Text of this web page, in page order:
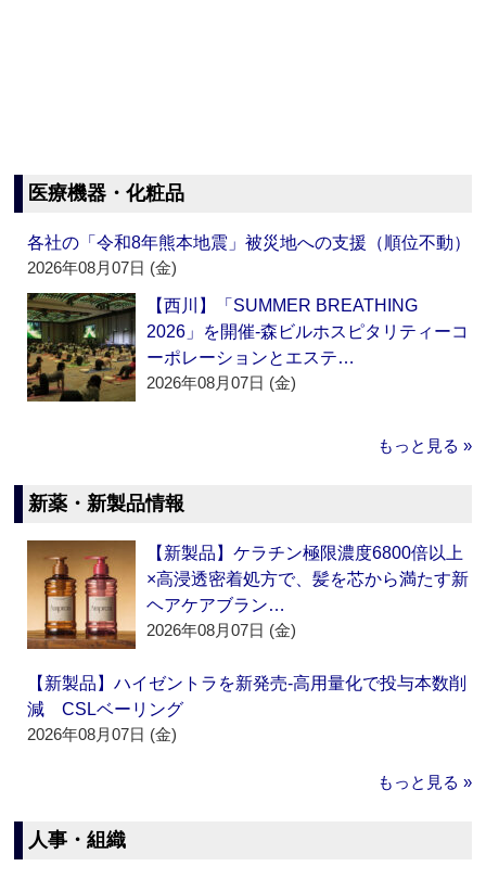
医療機器・化粧品
各社の「令和8年熊本地震」被災地への支援（順位不動）
2026年08月07日 (金)
【西川】「SUMMER BREATHING
2026」を開催‐森ビルホスピタリティーコ
ーポレーションとエステ…
2026年08月07日 (金)
もっと見る »
新薬・新製品情報
【新製品】ケラチン極限濃度6800倍以上
×高浸透密着処方で、髪を芯から満たす新
ヘアケアブラン…
2026年08月07日 (金)
【新製品】ハイゼントラを新発売‐高用量化で投与本数削
減 CSLベーリング
2026年08月07日 (金)
もっと見る »
人事・組織